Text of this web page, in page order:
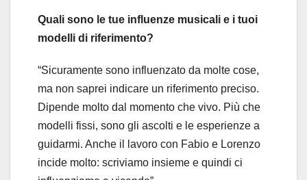
Quali sono le tue influenze musicali e i tuoi
modelli di riferimento?
“Sicuramente sono influenzato da molte cose,
ma non saprei indicare un riferimento preciso.
Dipende molto dal momento che vivo. Più che
modelli fissi, sono gli ascolti e le esperienze a
guidarmi. Anche il lavoro con Fabio e Lorenzo
incide molto: scriviamo insieme e quindi ci